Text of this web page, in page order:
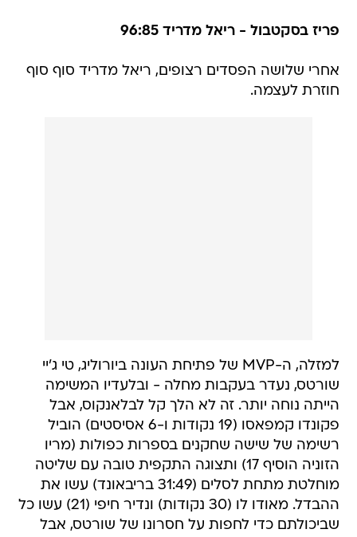
פריז בסקטבול - ריאל מדריד 96:85
אחרי שלושה הפסדים רצופים, ריאל מדריד סוף סוף
חוזרת לעצמה.
למזלה, ה-MVP של פתיחת העונה ביורוליג, טי ג'יי
שורטס, נעדר בעקבות מחלה - ובלעדיו המשימה
הייתה נוחה יותר. זה לא הלך קל לבלאנקוס, אבל
פקונדו קמפאסו (19 נקודות ו-6 אסיסטים) הוביל
רשימה של שישה שחקנים בספרות כפולות (מריו
הזוניה הוסיף 17) ותצוגה התקפית טובה עם שליטה
מוחלטת מתחת לסלים (31:49 בריבאונד) עשו את
ההבדל. מאודו לו (30 נקודות) ונדיר חיפי (21) עשו כל
שביכולתם כדי לחפות על חסרונו של שורטס, אבל